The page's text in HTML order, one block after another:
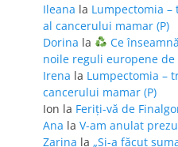
Ileana la Lumpectomia
al cancerului mamar (P)
Dorina la
Ce
noile reguli europene
Irena la Lumpectomia –
cancerului mamar (P)
Ion la Feriţi-vă de
Ana la V-am anulat
Zarina la „Și-a făcut